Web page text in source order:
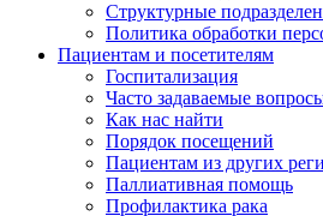
Структурные
Политика обработки
Пациентам и посетителям
Госпитализация
Часто задаваемые
Как нас найти
Порядок посещений
Пациентам из других
Паллиативная помощь
Профилактика рака